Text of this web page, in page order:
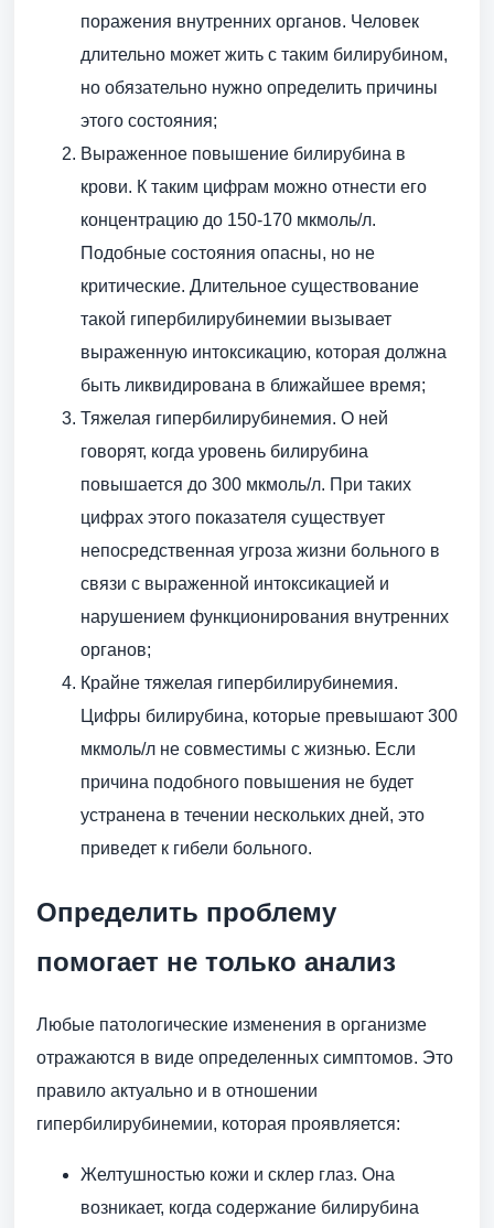
поражения внутренних органов. Человек
длительно может жить с таким билирубином,
но обязательно нужно определить причины
этого состояния;
Выраженное повышение билирубина в
крови. К таким цифрам можно отнести его
концентрацию до 150-170 мкмоль/л.
Подобные состояния опасны, но не
критические. Длительное существование
такой гипербилирубинемии вызывает
выраженную интоксикацию, которая должна
быть ликвидирована в ближайшее время;
Тяжелая гипербилирубинемия. О ней
говорят, когда уровень билирубина
повышается до 300 мкмоль/л. При таких
цифрах этого показателя существует
непосредственная угроза жизни больного в
связи с выраженной интоксикацией и
нарушением функционирования внутренних
органов;
Крайне тяжелая гипербилирубинемия.
Цифры билирубина, которые превышают 300
мкмоль/л не совместимы с жизнью. Если
причина подобного повышения не будет
устранена в течении нескольких дней, это
приведет к гибели больного.
Определить проблему
помогает не только анализ
Любые патологические изменения в организме
отражаются в виде определенных симптомов. Это
правило актуально и в отношении
гипербилирубинемии, которая проявляется:
Желтушностью кожи и склер глаз. Она
возникает, когда содержание билирубина